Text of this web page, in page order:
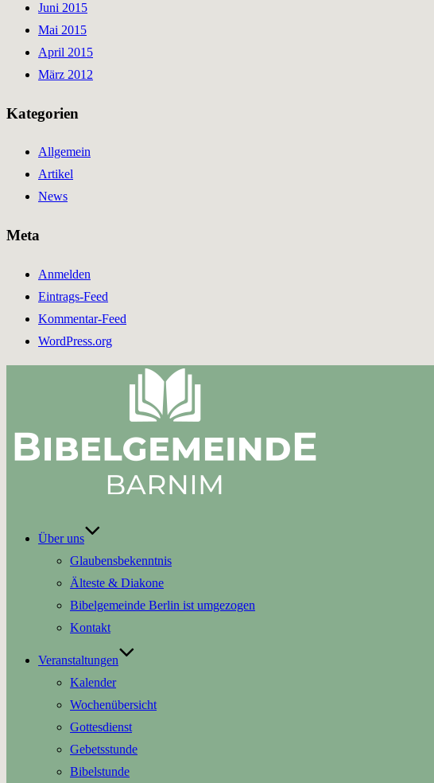
Juni 2015
Mai 2015
April 2015
März 2012
Kategorien
Allgemein
Artikel
News
Meta
Anmelden
Eintrags-Feed
Kommentar-Feed
WordPress.org
Über uns
Glaubensbekenntnis
Älteste & Diakone
Bibelgemeinde Berlin ist umgezogen
Kontakt
Veranstaltungen
Kalender
Wochenübersicht
Gottesdienst
Gebetsstunde
Bibelstunde